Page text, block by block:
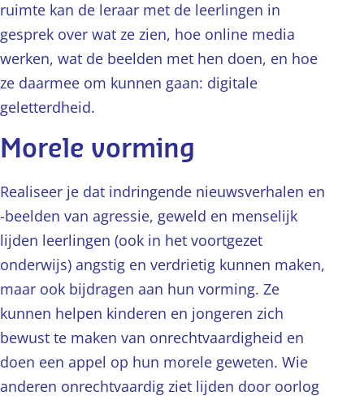
ruimte kan de leraar met de leerlingen in
gesprek over wat ze zien, hoe online media
werken, wat de beelden met hen doen, en hoe
ze daarmee om kunnen gaan: digitale
geletterdheid.
Morele vorming
Realiseer je dat indringende nieuwsverhalen en
-beelden van agressie, geweld en menselijk
lijden leerlingen (ook in het voortgezet
onderwijs) angstig en verdrietig kunnen maken,
maar ook bijdragen aan hun vorming. Ze
kunnen helpen kinderen en jongeren zich
bewust te maken van onrechtvaardigheid en
doen een appel op hun morele geweten. Wie
anderen onrechtvaardig ziet lijden door oorlog